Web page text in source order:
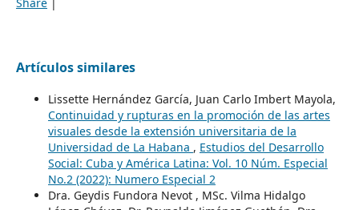
Artículos similares
Lissette Hernández García, Juan Carlo Imbert Mayola,
Continuidad y rupturas en la promoción de las artes
visuales desde la extensión universitaria de la
Universidad de La Habana , Estudios del Desarrollo
Social: Cuba y América Latina: Vol. 10 Núm. Especial
No.2 (2022): Numero Especial 2
Dra. Geydis Fundora Nevot , MSc. Vilma Hidalgo